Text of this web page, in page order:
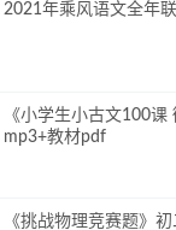
2021年乘风语文全年
《小学生小古文100课
mp3+教材pdf
《挑战物理竞赛题》